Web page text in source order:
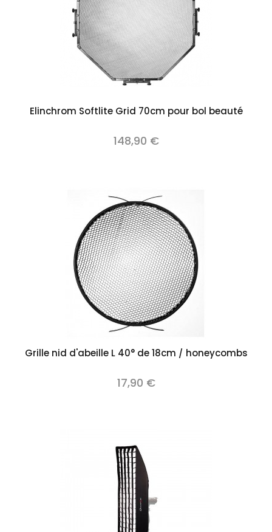
Elinchrom Softlite Grid 70cm pour bol beauté
148,90 €
Grille nid d'abeille L 40° de 18cm / honeycombs
17,90 €